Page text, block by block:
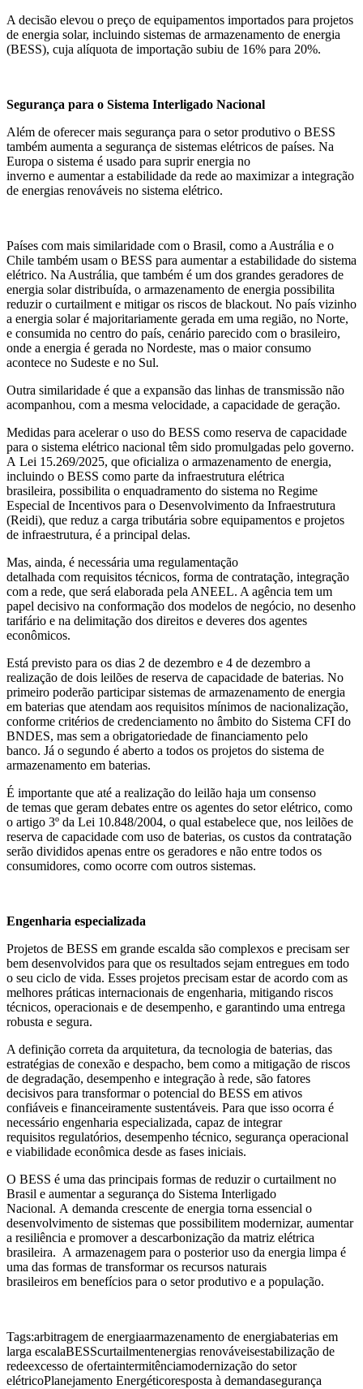
A decisão elevou o preço de equipamentos importados para projetos
de energia solar, incluindo sistemas de armazenamento de energia
(BESS), cuja alíquota de importação subiu de 16% para 20%.
Segurança para o Sistema Interligado Nacional
Além de oferecer mais segurança para o setor produtivo o BESS
também aumenta a segurança de sistemas elétricos de países. Na
Europa o sistema é usado para suprir energia no
inverno e aumentar a estabilidade da rede ao maximizar a integração
de energias renováveis no sistema elétrico.
Países com mais similaridade com o Brasil, como a Austrália e o
Chile também usam o BESS para aumentar a estabilidade do sistema
elétrico. Na Austrália, que também é um dos grandes geradores de
energia solar distribuída, o armazenamento de energia possibilita
reduzir o curtailment e mitigar os riscos de blackout. No país vizinho
a energia solar é majoritariamente gerada em uma região, no Norte,
e consumida no centro do país, cenário parecido com o brasileiro,
onde a energia é gerada no Nordeste, mas o maior consumo
acontece no Sudeste e no Sul.
Outra similaridade é que a expansão das linhas de transmissão não
acompanhou, com a mesma velocidade, a capacidade de geração.
Medidas para acelerar o uso do BESS como reserva de capacidade
para o sistema elétrico nacional têm sido promulgadas pelo governo.
A Lei 15.269/2025, que oficializa o armazenamento de energia,
incluindo o BESS como parte da infraestrutura elétrica
brasileira, possibilita o enquadramento do sistema no Regime
Especial de Incentivos para o Desenvolvimento da Infraestrutura
(Reidi), que reduz a carga tributária sobre equipamentos e projetos
de infraestrutura, é a principal delas.
Mas, ainda, é necessária uma regulamentação
detalhada com requisitos técnicos, forma de contratação, integração
com a rede, que será elaborada pela ANEEL. A agência tem um
papel decisivo na conformação dos modelos de negócio, no desenho
tarifário e na delimitação dos direitos e deveres dos agentes
econômicos.
Está previsto para os dias 2 de dezembro e 4 de dezembro a
realização de dois leilões de reserva de capacidade de baterias. No
primeiro poderão participar sistemas de armazenamento de energia
em baterias que atendam aos requisitos mínimos de nacionalização,
conforme critérios de credenciamento no âmbito do Sistema CFI do
BNDES, mas sem a obrigatoriedade de financiamento pelo
banco. Já o segundo é aberto a todos os projetos do sistema de
armazenamento em baterias.
É importante que até a realização do leilão haja um consenso
de temas que geram debates entre os agentes do setor elétrico, como
o artigo 3º da Lei 10.848/2004, o qual estabelece que, nos leilões de
reserva de capacidade com uso de baterias, os custos da contratação
serão divididos apenas entre os geradores e não entre todos os
consumidores, como ocorre com outros sistemas.
Engenharia especializada
Projetos de BESS em grande escalda são complexos e precisam ser
bem desenvolvidos para que os resultados sejam entregues em todo
o seu ciclo de vida. Esses projetos precisam estar de acordo com as
melhores práticas internacionais de engenharia, mitigando riscos
técnicos, operacionais e de desempenho, e garantindo uma entrega
robusta e segura.
A definição correta da arquitetura, da tecnologia de baterias, das
estratégias de conexão e despacho, bem como a mitigação de riscos
de degradação, desempenho e integração à rede, são fatores
decisivos para transformar o potencial do BESS em ativos
confiáveis e financeiramente sustentáveis. Para que isso ocorra é
necessário engenharia especializada, capaz de integrar
requisitos regulatórios, desempenho técnico, segurança operacional
e viabilidade econômica desde as fases iniciais.
O BESS é uma das principais formas de reduzir o curtailment no
Brasil e aumentar a segurança do Sistema Interligado
Nacional. A demanda crescente de energia torna essencial o
desenvolvimento de sistemas que possibilitem modernizar, aumentar
a resiliência e promover a descarbonização da matriz elétrica
brasileira. A armazenagem para o posterior uso da energia limpa é
uma das formas de transformar os recursos naturais
brasileiros em benefícios para o setor produtivo e a população.
Tags:arbitragem de energiaarmazenamento de energiabaterias em
larga escalaBESScurtailmentenergias renováveisestabilização de
redeexcesso de ofertaintermitênciamodernização do setor
elétricoPlanejamento Energéticoresposta à demandasegurança